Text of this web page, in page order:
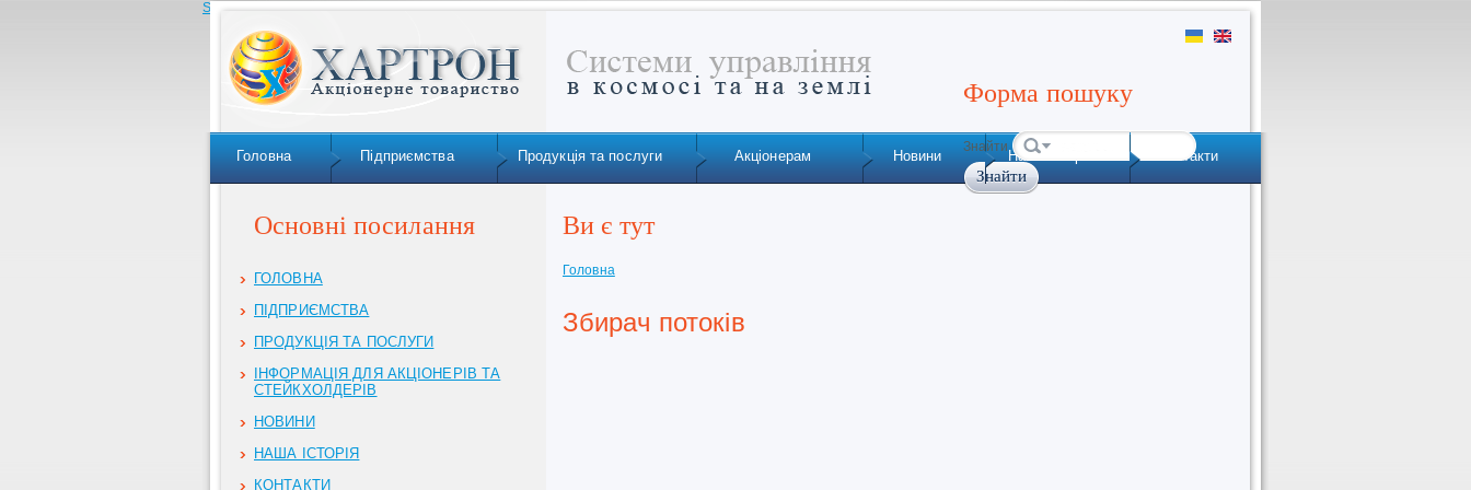
Skip to navigation
Форма пошуку
Знайти
Головна Підприємства Продукція та послуги Акціонерам Новини Наша історія Контакти
Основні посилання
ГОЛОВНА
ПІДПРИЄМСТВА
ПРОДУКЦІЯ ТА ПОСЛУГИ
ІНФОРМАЦІЯ ДЛЯ АКЦІОНЕРІВ ТА
СТЕЙКХОЛДЕРІВ
НОВИНИ
НАША ІСТОРІЯ
КОНТАКТИ
Ви є тут
Головна
Збирач потоків